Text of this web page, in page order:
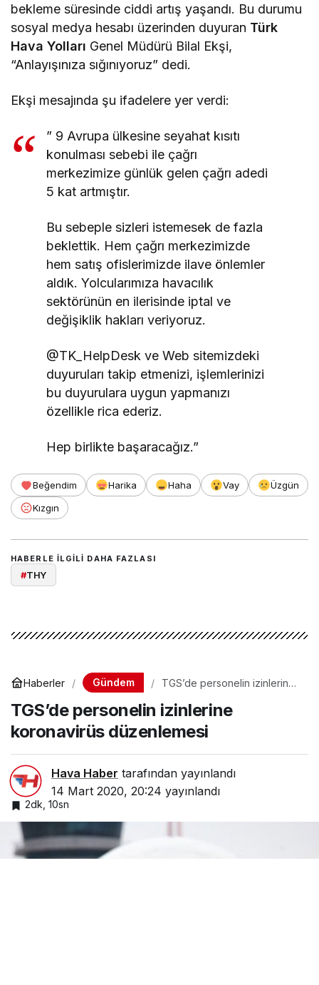
bekleme süresinde ciddi artış yaşandı. Bu durumu
sosyal medya hesabı üzerinden duyuran Türk
Hava Yolları Genel Müdürü Bilal Ekşi,
“Anlayışınıza sığınıyoruz” dedi.
Ekşi mesajında şu ifadelere yer verdi:
” 9 Avrupa ülkesine seyahat kısıtı
konulması sebebi ile çağrı
merkezimize günlük gelen çağrı adedi
5 kat artmıştır.
Bu sebeple sizleri istemesek de fazla
beklettik. Hem çağrı merkezimizde
hem satış ofislerimizde ilave önlemler
aldık. Yolcularımıza havacılık
sektörünün en ilerisinde iptal ve
değişiklik hakları veriyoruz.
@TK_HelpDesk ve Web sitemizdeki
duyuruları takip etmenizi, işlemlerinizi
bu duyurulara uygun yapmanızı
özellikle rica ederiz.
Hep birlikte başaracağız.”
Beğendim Harika Haha Vay
Üzgün
Kızgın
HABERLE ILGILI DAHA FAZLASI
#THY
Haberler Gündem
TGS’de personelin izinlerine
TGS’de personelin izinlerine
koronavirüs düzenlemesi
Hava Haber tarafından yayınlandı
14 Mart 2020, 20:24 yayınlandı
2dk, 10sn